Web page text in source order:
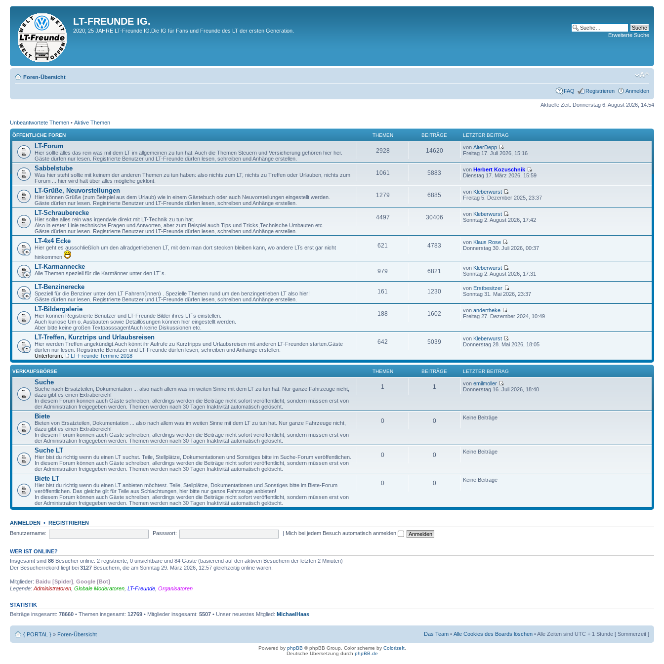
LT-FREUNDE IG.
2020; 25 JAHRE LT-Freunde IG.Die IG für Fans und Freunde des LT der ersten Generation.
Erweiterte Suche
Foren-Übersicht
FAQ Registrieren Anmelden
Aktuelle Zeit: Donnerstag 6. August 2026, 14:54
Unbeantwortete Themen • Aktive Themen
ÖFFENTLICHE FOREN THEMEN BEITRÄGE LETZTER BEITRAG
LT-Forum
Hier sollte alles das rein was mit dem LT im allgemeinen zu tun hat. Auch die Themen Steuern und Versicherung gehören hier her.
Gäste dürfen nur lesen. Registrierte Benutzer und LT-Freunde dürfen lesen, schreiben und Anhänge erstellen.
2928 14620 vonAlterDepp
Freitag 17. Juli 2026, 15:16
Sabbelstube
Was hier steht sollte mit keinem der anderen Themen zu tun haben: also nichts zum LT, nichts zu Treffen oder Urlauben, nichts zum
Forum ... hier wird halt über alles mögliche geklönt.
1061 5883 vonHerbert Kozuschnik
Dienstag 17. März 2026, 15:59
LT-Grüße, Neuvorstellungen
Hier können Grüße (zum Beispiel aus dem Urlaub) wie in einem Gästebuch oder auch Neuvorstellungen eingestellt werden.
Gäste dürfen nur lesen. Registrierte Benutzer und LT-Freunde dürfen lesen, schreiben und Anhänge erstellen.
1279 6885 von Kleberwurst
Freitag 5. Dezember 2025, 23:37
LT-Schrauberecke
Hier sollte alles rein was irgendwie direkt mit LT-Technik zu tun hat.
Also in erster Linie technische Fragen und Antworten, aber zum Beispiel auch Tips und Tricks,Technische Umbauten etc.
Gäste dürfen nur lesen. Registrierte Benutzer und LT-Freunde dürfen lesen, schreiben und Anhänge erstellen.
4497 30406 von Kleberwurst
Sonntag 2. August 2026, 17:42
LT-4x4 Ecke
Hier geht es ausschließlich um den allradgetriebenen LT, mit dem man dort stecken bleiben kann, wo andere LTs erst gar nicht
hinkommen
621 4783 von Klaus Rose
Donnerstag 30. Juli 2026, 00:37
LT-Karmannecke
Alle Themen speziell für die Karmänner unter den LT´s. 979 6821 von Kleberwurst
Sonntag 2. August 2026, 17:31
LT-Benzinerecke
Speziell für die Benziner unter den LT Fahrern(innen) . Spezielle Themen rund um den benzingetrieben LT also hier!
Gäste dürfen nur lesen. Registrierte Benutzer und LT-Freunde dürfen lesen, schreiben und Anhänge erstellen.
161 1230 von Erstbesitzer
Sonntag 31. Mai 2026, 23:37
LT-Bildergalerie
Hier können Registrierte Benutzer und LT-Freunde Bilder ihres LT`s einstellen.
Auch kuriose Um o. Ausbauten sowie Detaillösungen können hier eingestellt werden.
Aber bitte keine großen Textpasssagen!Auch keine Diskussionen etc.
188 1602 vonandertheke
Freitag 27. Dezember 2024, 10:49
LT-Treffen, Kurztrips und Urlaubsreisen
Hier werden Treffen angekündigt.Auch könnt ihr Aufrufe zu Kurztripps und Urlaubsreisen mit anderen LT-Freunden starten.Gäste
dürfen nur lesen. Registrierte Benutzer und LT-Freunde dürfen lesen, schreiben und Anhänge erstellen.
Unterforum:
LT-Freunde Termine 2018
642 5039 von Kleberwurst
Donnerstag 28. Mai 2026, 18:05
VERKAUFSBÖRSE THEMEN BEITRÄGE LETZTER BEITRAG
Suche
Suche nach Ersatzteilen, Dokumentation ... also nach allem was im weiten Sinne mit dem LT zu tun hat. Nur ganze Fahrzeuge nicht,
dazu gibt es einen Extrabereich!
In diesem Forum können auch Gäste schreiben, allerdings werden die Beiträge nicht sofort veröffentlicht, sondern müssen erst von
der Administration freigegeben werden. Themen werden nach 30 Tagen Inaktivität automatisch gelöscht.
1 1 vonemilmoller
Donnerstag 16. Juli 2026, 18:40
Biete
Bieten von Ersatzteilen, Dokumentation ... also nach allem was im weiten Sinne mit dem LT zu tun hat. Nur ganze Fahrzeuge nicht,
dazu gibt es einen Extrabereich!
In diesem Forum können auch Gäste schreiben, allerdings werden die Beiträge nicht sofort veröffentlicht, sondern müssen erst von
der Administration freigegeben werden. Themen werden nach 30 Tagen Inaktivität automatisch gelöscht.
0 0 Keine Beiträge
Suche LT
Hier bist du richtig wenn du einen LT suchst. Teile, Stellplätze, Dokumentationen und Sonstiges bitte im Suche-Forum veröffentlichen.
In diesem Forum können auch Gäste schreiben, allerdings werden die Beiträge nicht sofort veröffentlicht, sondern müssen erst von
der Administration freigegeben werden. Themen werden nach 30 Tagen Inaktivität automatisch gelöscht.
0 0 Keine Beiträge
Biete LT
Hier bist du richtig wenn du einen LT anbieten möchtest. Teile, Stellplätze, Dokumentationen und Sonstiges bitte im Biete-Forum
veröffentlichen. Das gleiche gilt für Teile aus Schlachtungen, hier bitte nur ganze Fahrzeuge anbieten!
In diesem Forum können auch Gäste schreiben, allerdings werden die Beiträge nicht sofort veröffentlicht, sondern müssen erst von
der Administration freigegeben werden. Themen werden nach 30 Tagen Inaktivität automatisch gelöscht.
0 0 Keine Beiträge
ANMELDEN • REGISTRIEREN
Benutzername:
Passwort: Mich bei jedem Besuch automatisch anmelden
WER IST ONLINE?
Insgesamt sind 86 Besucher online: 2 registrierte, 0 unsichtbare und 84 Gäste (basierend auf den aktiven Besuchern der letzten 2 Minuten)
Der Besucherrekord liegt bei 3127 Besuchern, die am Sonntag 29. März 2026, 12:57 gleichzeitig online waren.
Mitglieder: Baidu [Spider] Google [Bot]
Legende: Administratoren Globale Moderatoren LT-Freunde Organisatoren
STATISTIK
Beiträge insgesamt: 78660 • Themen insgesamt: 12769 • Mitglieder insgesamt: 5507 • Unser neuestes Mitglied: MichaelHaas
{ PORTAL } » Foren-Übersicht Das Team • Alle Cookies des Boards löschen • Alle Zeiten sind UTC + 1 Stunde [ Sommerzeit ]
Powered by phpBB © phpBB Group. Color scheme by ColorizeIt.
Deutsche Übersetzung durch phpBB.de